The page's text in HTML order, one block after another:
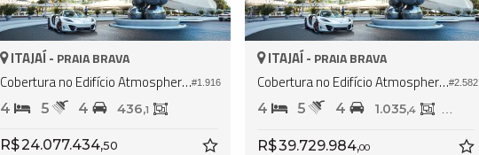
#1.916
ITAJAÍ - PRAIA BRAVA
Cobertura no Edifício Atmosphere Home Spa
4 5 4 436,1
R$ 24.077.434,50
#2.582
ITAJAÍ - PRAIA BRAVA
Cobertura no Edifício Atmosphere Home Spa
4 5 4 1.035,4 658,
R$ 39.729.984,00